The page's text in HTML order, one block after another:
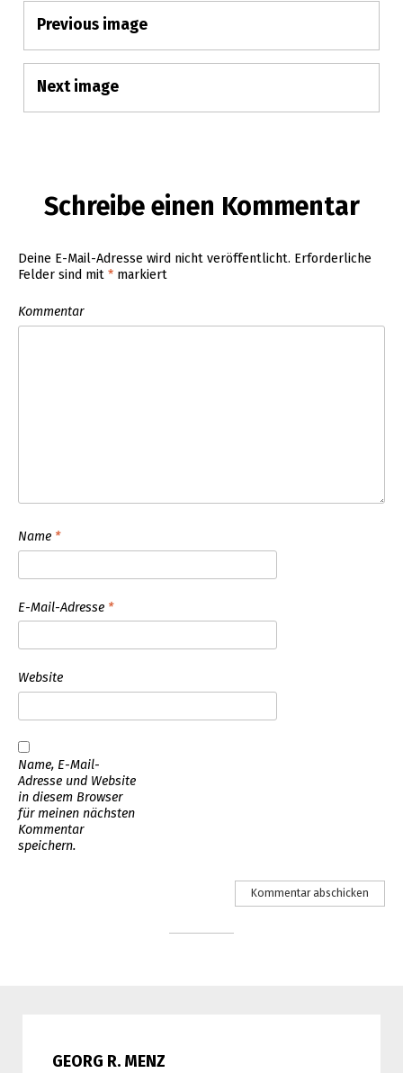
Anhangs-
Navigation
Previous image
Next image
Schreibe einen Kommentar
Deine E-Mail-Adresse wird nicht veröffentlicht. Erforderliche
Felder sind mit* markiert
Kommentar
Name *
E-Mail-Adresse *
Website
Name, E-Mail-
Adresse und Website
in diesem Browser
für meinen nächsten
Kommentar
speichern.
GEORG R. MENZ